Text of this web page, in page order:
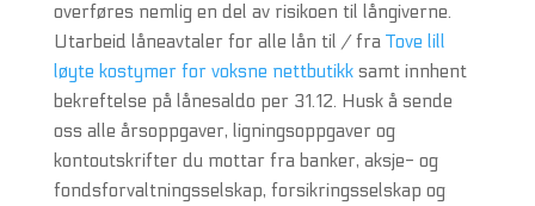
overføres nemlig en del av risikoen til långiverne.
Utarbeid låneavtaler for alle lån til / fra Tove lill
løyte kostymer for voksne nettbutikksamt innhent
bekreftelse på lånesaldo per 31.12. Husk å sende
oss alle årsoppgaver, ligningsoppgaver og
kontoutskrifter du mottar fra banker, aksje- og
fondsforvaltningsselskap, forsikringsselskap og